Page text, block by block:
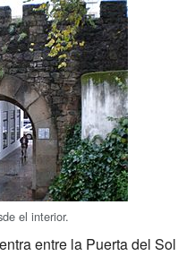
el interior.
entre la Puerta del Sol